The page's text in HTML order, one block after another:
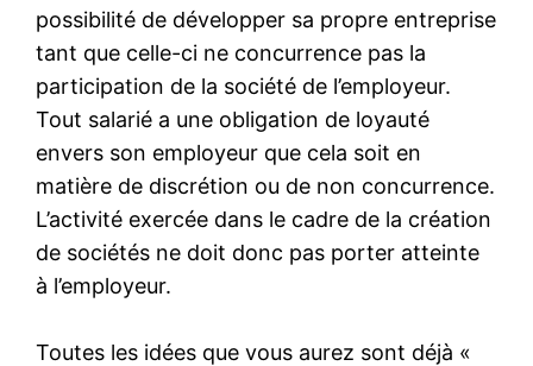
possibilité de développer sa propre entreprise
tant que celle-ci ne concurrence pas la
participation de la société de l’employeur.
Tout salarié a une obligation de loyauté
envers son employeur que cela soit en
matière de discrétion ou de non concurrence.
L’activité exercée dans le cadre de la création
de sociétés ne doit donc pas porter atteinte
à l’employeur.
Toutes les idées que vous aurez sont déjà «